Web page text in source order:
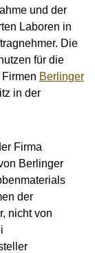
und der
Laboren in
Die
für die
Berlinger
in der
Firma
Berlinger
der
nicht von